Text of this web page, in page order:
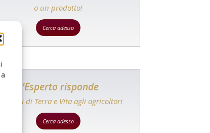
o un prodotto!
Cerca adesso
L'Esperto risponde
di Terra e Vita agli agricoltori
Cerca adesso